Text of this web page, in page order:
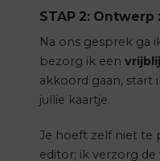
STAP 2:
Na ons gesprek ga
bezorg ik een
akkoord gaan,
jullie kaartje.
Je hoeft zelf niet te
editor; ik verzorg